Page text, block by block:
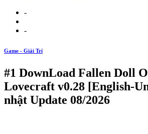
-
-
Game - Giải Trí
#1 DownLoad Fallen Doll
Lovecraft v0.28 [English-
nhật Update 08/2026